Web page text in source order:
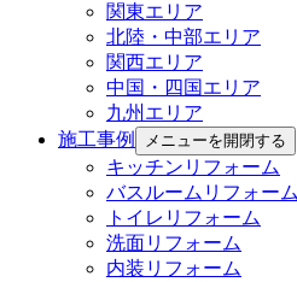
関東エリア
北陸・中部エリア
関西エリア
中国・四国エリア
九州エリア
施工事例
メニューを開閉する
キッチンリフォーム
バスルームリフォーム
トイレリフォーム
洗面リフォーム
内装リフォーム